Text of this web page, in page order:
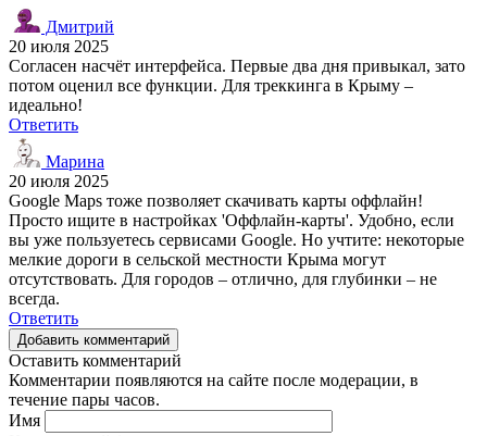
Дмитрий
20 июля 2025
Согласен насчёт интерфейса. Первые два дня привыкал, зато
потом оценил все функции. Для треккинга в Крыму –
идеально!
Ответить
Марина
20 июля 2025
Google Maps тоже позволяет скачивать карты оффлайн!
Просто ищите в настройках 'Оффлайн-карты'. Удобно, если
вы уже пользуетесь сервисами Google. Но учтите: некоторые
мелкие дороги в сельской местности Крыма могут
отсутствовать. Для городов – отлично, для глубинки – не
всегда.
Ответить
Добавить комментарий
Оставить комментарий
Комментарии появляются на сайте после модерации, в
течение пары часов.
Имя